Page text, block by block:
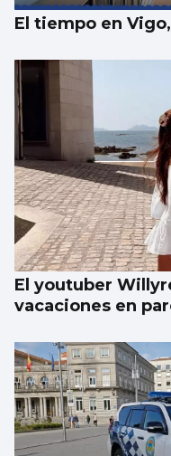
El tiempo en
El youtuber
vacaciones en